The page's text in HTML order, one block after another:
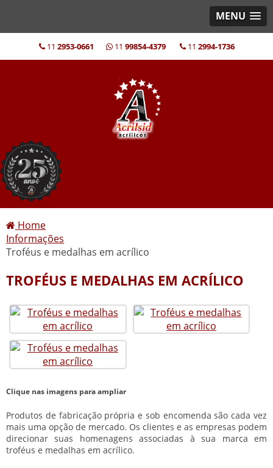
MENU
11 2953-0661 11 99854-4379 11 2994-1736
Home
Informações
Troféus e medalhas em acrílico
TROFÉUS E MEDALHAS EM ACRÍLICO
Clique nas imagens para ampliar
Produtos de fabricação própria e sob encomenda são cada vez
mais uma opção de mercado. Os clientes e as empresas podem
direcionar suas homenagens associadas à sua marca em
troféus e medalhas em acrílico.